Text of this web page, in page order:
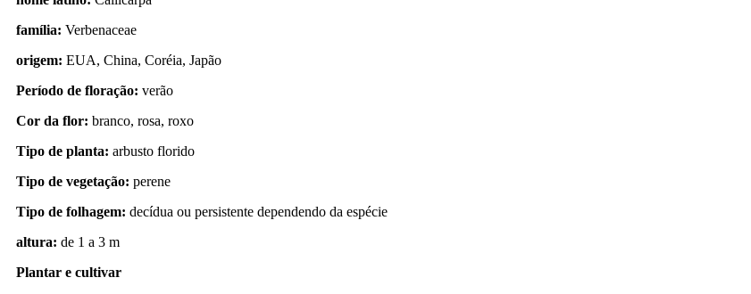
família: Verbenaceae
origem: EUA, China, Coréia, Japão
Período de floração: verão
Cor da flor: branco, rosa, roxo
Tipo de planta: arbusto florido
Tipo de vegetação: perene
Tipo de folhagem: decídua ou persistente dependendo da espécie
altura: de 1 a 3 m
Plantar e cultivar